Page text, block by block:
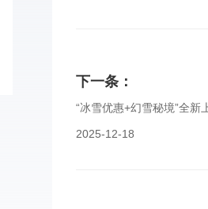
下一条：
“冰雪优惠+幻雪秘境”全新
2025-12-18